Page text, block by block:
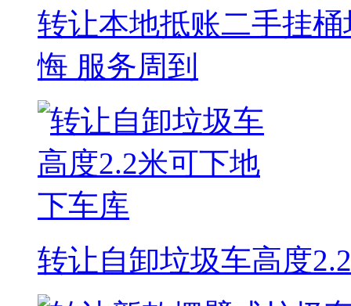
转让本地抵账二手挂
悔 服务周到
转让自卸垃圾车高度